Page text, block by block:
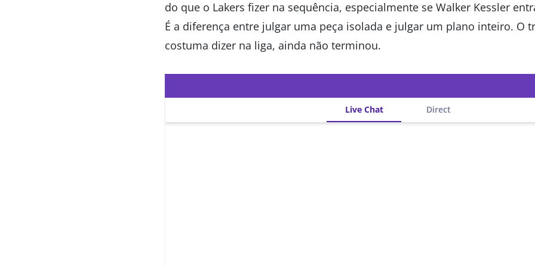
do que o Lakers fizer na sequência, especialmente se Walker Kessler
É a diferença entre julgar uma peça isolada e julgar um plano inteiro. O
costuma dizer na liga, ainda não terminou.
Live Chat Direct